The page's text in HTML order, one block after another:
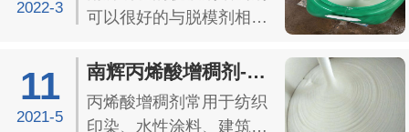
云用在乳胶漆涂料、油
墨、脱模剂、粘合剂等工
是0.01%~0.05%...
2022-3
可以很好的与脱模剂相
定，具有良好的润滑和流
平性，可以快速增加脱模
剂的稠度，增加脱模剂的
11
2021-5
南辉丙烯酸增稠剂-厂家定制增稠剂效果不返稀
丙烯酸增稠剂常用于纺织
印染、水性涂料、建筑涂